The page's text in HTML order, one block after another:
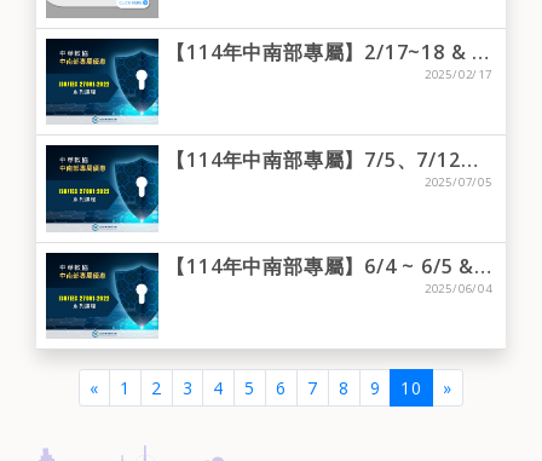
【114年中南部專屬】2/17~18 & 2/24~2/26-台中場-ISO/IEC 27001:2022 主導稽核員訓練課程（五日）
2025/02/17
【114年中南部專屬】7/5、7/12、7/19、7/26、8/2(假日班)-台中場-ISO/IEC 27001:2022 主導稽核員訓練課程（五日）
2025/07/05
【114年中南部專屬】6/4 ~ 6/5 & 6/9 ~ 6/10-台中場-ISO/IEC 27001:2022 主導稽核員訓練課程（五日）
2025/06/04
« 1 2 3 4 5 6 7 8 9 10 (current)
»